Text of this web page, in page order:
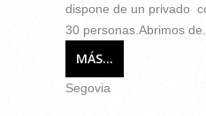
dispone de un privado
30 personas.Abrimos de...
MÁS...
Segovia